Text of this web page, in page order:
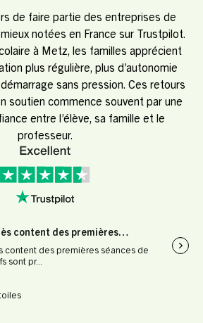
de faire partie des entreprises de
notées en France sur Trustpilot.
à Metz, les familles apprécient
plus régulière, plus d’autonomie
sans pression. Ces retours
soutien commence souvent par une
entre l’élève, sa famille et le
professeur.
content des premières…
content des premières séances de
sont pr...